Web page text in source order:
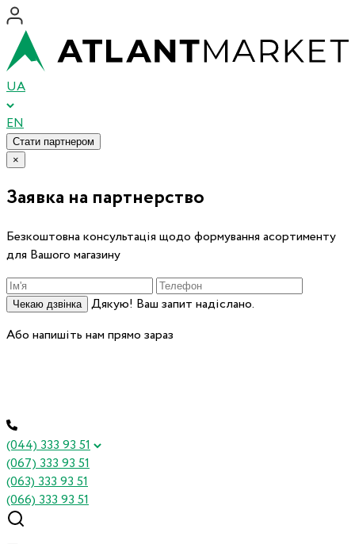
UA
EN
Стати партнером
×
Заявка на партнерство
Безкоштовна консультація щодо формування асортименту
для Вашого магазину
Чекаю дзвінка
Дякую! Ваш запит надіслано.
Або напишіть нам прямо зараз
(044) 333 93 51
(067) 333 93 51
(063) 333 93 51
(066) 333 93 51